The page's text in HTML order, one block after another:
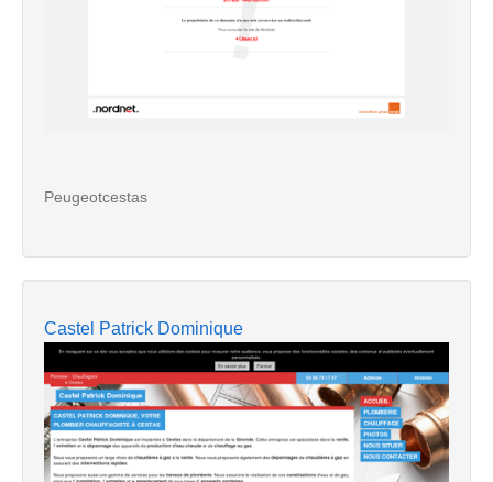
Peugeotcestas
Castel Patrick Dominique